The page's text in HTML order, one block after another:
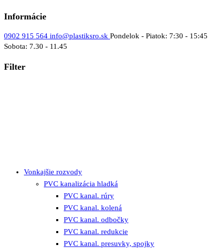
Informácie
0902 915 564 info@plastiksro.sk Pondelok - Piatok: 7:30 - 15:45
Sobota: 7.30 - 11.45
Filter
Vonkajšie rozvody
PVC kanalizácia hladká
PVC kanal. rúry
PVC kanal. kolená
PVC kanal. odbočky
PVC kanal. redukcie
PVC kanal. presuvky, spojky